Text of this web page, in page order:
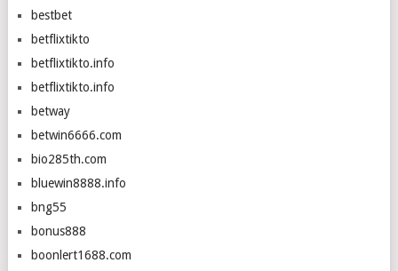
bestbet
betflixtikto
betflixtikto.info
betflixtikto.info
betway
betwin6666.com
bio285th.com
bluewin8888.info
bng55
bonus888
boonlert1688.com